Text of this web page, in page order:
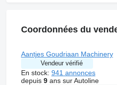
Coordonnées du
Aantjes Goudriaan Machinery
Vendeur vérifié
En stock: 941 annonces
depuis 9ans sur Autoline